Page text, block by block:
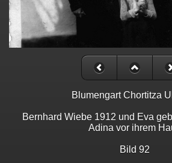
Blumengart Chortitza
Bernhard Wiebe 1912 und Eva
Adina vor ihrem
Bild 92